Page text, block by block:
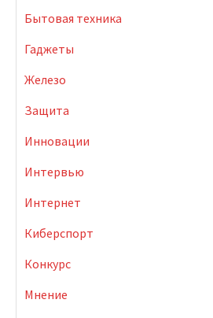
Бытовая техника
Гаджеты
Железо
Защита
Инновации
Интервью
Интернет
Киберспорт
Конкурс
Мнение